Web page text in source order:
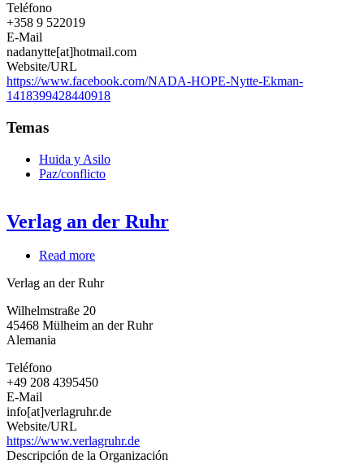
Teléfono
+358 9 522019
E-Mail
nadanytte[at]hotmail.com
Website/URL
https://www.facebook.com/NADA-HOPE-Nytte-Ekman-
1418399428440918
Temas
Huida y Asilo
Paz/conflicto
Verlag an der Ruhr
Read more
an
Ruhr
Verlag an der Ruhr
Wilhelmstraße 20
45468 Mülheim an der Ruhr
Alemania
Teléfono
+49 208 4395450
E-Mail
info[at]verlagruhr.de
Website/URL
https://www.verlagruhr.de
Descripción de la Organización